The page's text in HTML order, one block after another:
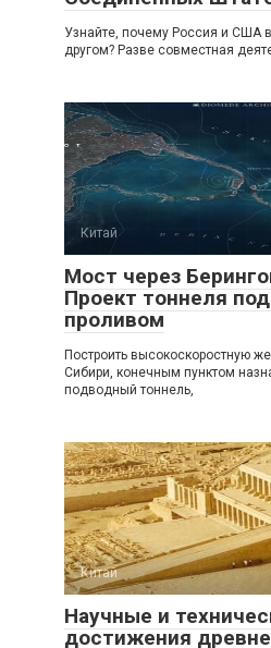
Узнайте, почему Россия и США
другом? Разве совместная
Китай
Мост через
Проект тоннеля
проливом
Построить высокоскоростную
Сибири, конечным пунктом
подводный тоннель,
Китай
Научные и
достижения